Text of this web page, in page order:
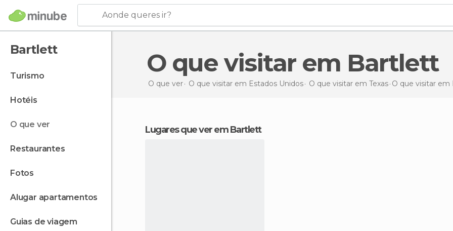
Aonde queres ir?
Bartlett
turismo
hotéis
o que ver
restaurantes
fotos
alugar apartamentos
guias de viagem
O que visitar em Bartlett
O que ver O que visitar em Estados Unidos O que visitar em Texas O que visitar em
Lugares que ver em Bartlett